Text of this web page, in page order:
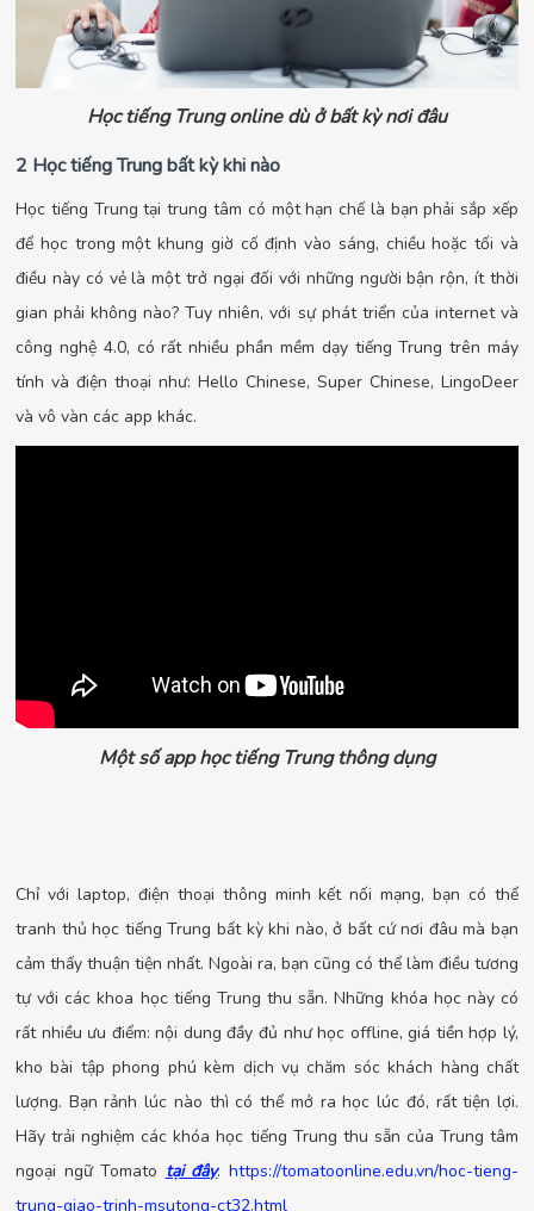
Học tiếng Trung online dù ở bất kỳ nơi đâu
2 Học tiếng Trung bất kỳ khi nào
Học tiếng Trung tại trung tâm có một hạn chế là bạn phải sắp xếp
để học trong một khung giờ cố định vào sáng, chiều hoặc tối và
điều này có vẻ là một trở ngại đối với những người bận rộn, ít thời
gian phải không nào? Tuy nhiên, với sự phát triển của internet và
công nghệ 4.0, có rất nhiều phần mềm dạy tiếng Trung trên máy
tính và điện thoại như: Hello Chinese, Super Chinese, LingoDeer
và vô vàn các app khác.
Một số app học tiếng Trung thông dụng
Chỉ với laptop, điện thoại thông minh kết nối mạng, bạn có thể
tranh thủ học tiếng Trung bất kỳ khi nào, ở bất cứ nơi đâu mà bạn
cảm thấy thuận tiện nhất. Ngoài ra, bạn cũng có thể làm điều tương
tự với các khoa học tiếng Trung thu sẵn. Những khóa học này có
rất nhiều ưu điểm: nội dung đầy đủ như học offline, giá tiền hợp lý,
kho bài tập phong phú kèm dịch vụ chăm sóc khách hàng chất
lượng. Bạn rảnh lúc nào thì có thể mở ra học lúc đó, rất tiện lợi.
Hãy trải nghiệm các khóa học tiếng Trung thu sẵn của Trung tâm
ngoại ngữ Tomato tại đây. https://tomatoonline.edu.vn/hoc-tieng-
trung-giao-trinh-msutong-ct32.html